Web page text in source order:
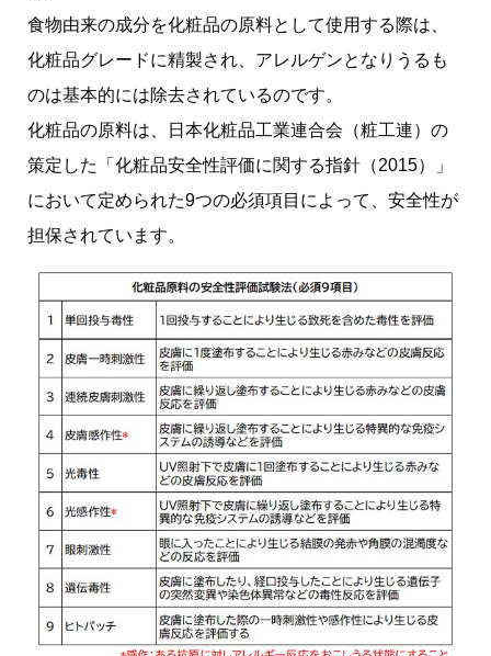
食物由来の成分を化粧品の原料として使用する際は、
化粧品グレードに精製され、アレルゲンとなりうるも
のは基本的には除去されているのです。
化粧品の原料は、日本化粧品工業連合会（粧工連）の
策定した「化粧品安全性評価に関する指針（2015）」
において定められた9つの必須項目によって、安全性が
担保されています。